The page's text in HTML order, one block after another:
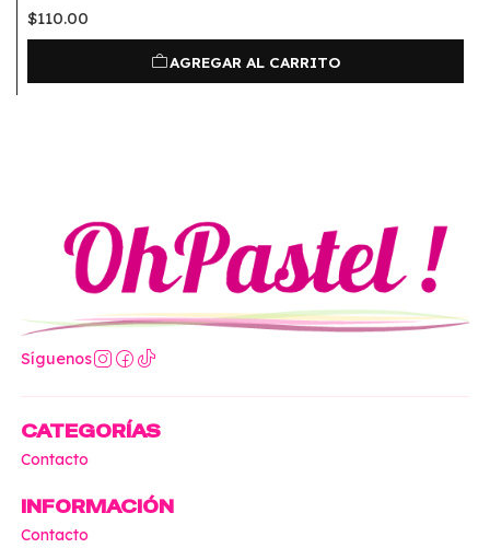
$110.00
AGREGAR AL CARRITO
Síguenos
CATEGORÍAS
Contacto
INFORMACIÓN
Contacto